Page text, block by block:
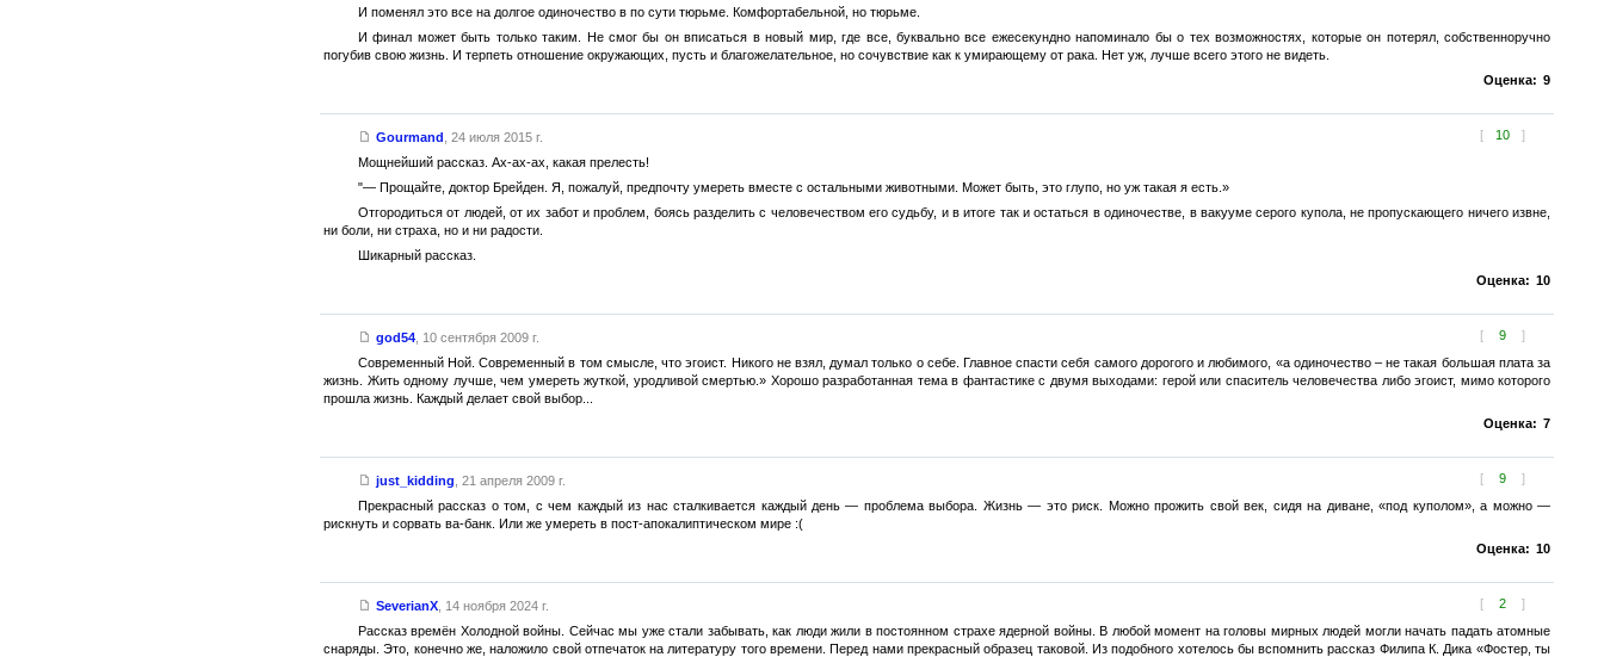
И поменял это все на долгое одиночество в по сути тюрьме. Комфортабельной, но тюрьме.
И финал может быть только таким. Не смог бы он вписаться в новый мир, где все, буквально все ежесекундно напоминало бы о тех возможностях, которые он потерял, собственноручно
погубив свою жизнь. И терпеть отношение окружающих, пусть и благожелательное, но сочувствие как к умирающему от рака. Нет уж, лучше всего этого не видеть.
Оценка: 9
[ 10 ]
Gourmand 24 июля 2015 г.
Мощнейший рассказ. Ах-ах-ах, какая прелесть!
"— Прощайте, доктор Брейден. Я, пожалуй, предпочту умереть вместе с остальными животными. Может быть, это глупо, но уж такая я есть.»
Отгородиться от людей, от их забот и проблем, боясь разделить с человечеством его судьбу, и в итоге так и остаться в одиночестве, в вакууме серого купола, не пропускающего ничего извне,
ни боли, ни страха, но и ни радости.
Шикарный рассказ.
Оценка: 10
[ 9 ]
god54, 10 сентября 2009 г.
Современный Ной. Современный в том смысле, что эгоист. Никого не взял, думал только о себе. Главное спасти себя самого дорогого и любимого, «а одиночество – не такая большая плата за
жизнь. Жить одному лучше, чем умереть жуткой, уродливой смертью.» Хорошо разработанная тема в фантастике с двумя выходами: герой или спаситель человечества либо эгоист, мимо которого
прошла жизнь. Каждый делает свой выбор...
Оценка: 7
[ 9 ]
just_kidding 21 апреля 2009 г.
Прекрасный рассказ о том, с чем каждый из нас сталкивается каждый день — проблема выбора. Жизнь — это риск. Можно прожить свой век, сидя на диване, «под куполом», а можно —
рискнуть и сорвать ва-банк. Или же умереть в пост-апокалиптическом мире :(
Оценка: 10
[ 2 ]
SeverianX, 14 ноября 2024 г.
Рассказ времён Холодной войны. Сейчас мы уже стали забывать, как люди жили в постоянном страхе ядерной войны. В любой момент на головы мирных людей могли начать падать атомные
снаряды. Это, конечно же, наложило свой отпечаток на литературу того времени. Перед нами прекрасный образец таковой. Из подобного хотелось бы вспомнить рассказ Филипа К. Дика «Фостер, ты